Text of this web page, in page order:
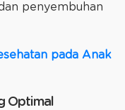
penyembuhan
pada Anak
Optimal